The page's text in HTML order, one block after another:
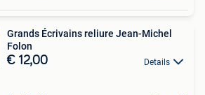
Grands Écrivains reliure Jean-Michel
Folon
€ 12,00 Details